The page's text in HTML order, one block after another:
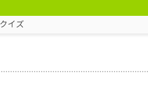
イズ